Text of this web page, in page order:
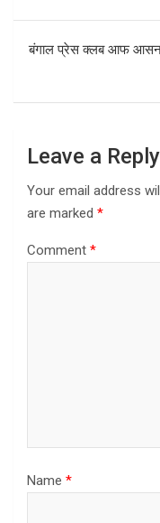
k
n
बंगाल प्रेस क्लब आफ
Leave a Reply
Your email address
are marked *
Comment *
Name *